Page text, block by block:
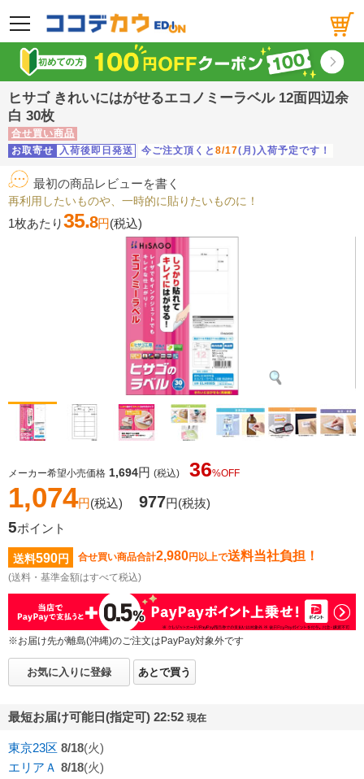
メニュー
ヒサゴ きれいにはがせるエコノミーラベル 12面四辺余
白 30枚
合せ買い商品
お取寄せ
入荷後即日発送 今ご注文頂くと 8/17(月)入荷予定です！
最初の商品レビューを書く
再利用したいものや、一時的に貼りたいものに！
1枚あたり35.8円(税込)
メーカー希望小売価格 1,694円 (税込) 36%OFF
1,074円(税込) 977円(税抜)
5ポイント
送料590円 合せ買い商品合計2,980円以上で送料当社負担！
(送料・基準金額はすべて税込)
※お届け先が離島(沖縄)のご注文はPayPay対象外です
お気に入りに登録 あとで買う
最短お届け可能日(指定可) 22:52 現在
東京23区 8/18(火)
エリアＡ 8/18(火)